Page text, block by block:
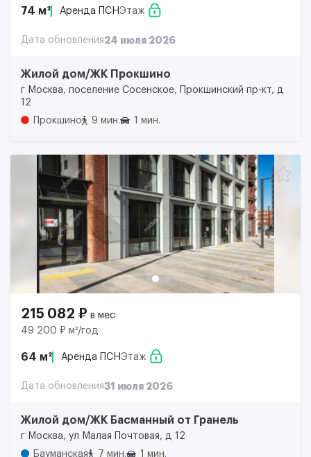
74 м² Аренда ПСНЭтаж
Дата обновления24 июля 2026
Жилой дом/ЖК Прокшино
г Москва, поселение Сосенское, Прокшинский пр-кт, д
12
Прокшино
9 мин. 1 мин.
215 082 ₽ в мес
49 200 ₽ м²/год
64 м² Аренда ПСНЭтаж
Дата обновления31 июля 2026
Жилой дом/ЖК Басманный от Гранель
г Москва, ул Малая Почтовая, д 12
Бауманская
7 мин. 1 мин.